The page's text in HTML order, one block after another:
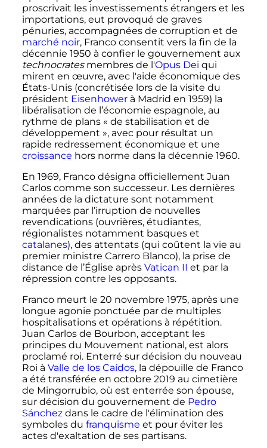
proscrivait les investissements étrangers et les
importations, eut provoqué de graves
pénuries, accompagnées de corruption et de
marché noir, Franco consentit vers la fin de la
décennie 1950 à confier le gouvernement aux
technocratesmembres de l'Opus Dei qui
mirent en œuvre, avec l'aide économique des
États-Unis (concrétisée lors de la visite du
président Eisenhowerà Madrid en 1959) la
libéralisation de l’économie espagnole, au
rythme de plans « de stabilisation et de
développement », avec pour résultat un
rapide redressement économique et une
croissance hors norme dans la décennie 1960.
En 1969, Franco désigna officiellement Juan
Carlos comme son successeur. Les dernières
années de la dictature sont notamment
marquées par l’irruption de nouvelles
revendications (ouvrières, étudiantes,
régionalistes notamment basques et
catalanes), des attentats (qui coûtent la vie au
premier ministre Carrero Blanco), la prise de
distance de l’Église après Vatican II et par la
répression contre les opposants.
Franco meurt le 20 novembre 1975, après une
longue agonie ponctuée par de multiples
hospitalisations et opérations à répétition.
Juan Carlos de Bourbon, acceptant les
principes du Mouvement national, est alors
proclamé roi. Enterré sur décision du nouveau
Roi à Valle de los Caídos, la dépouille de Franco
a été transférée en octobre 2019 au cimetière
de Mingorrubio, où est enterrée son épouse,
sur décision du gouvernement de Pedro
Sánchezdans le cadre de l'élimination des
symboles du franquisme et pour éviter les
actes d'exaltation de ses partisans.